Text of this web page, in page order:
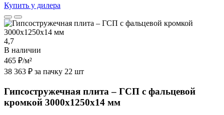
Купить у дилера
4,7
В наличии
465 ₽/м²
38 363 ₽ за пачку 22 шт
Гипсостружечная плита – ГСП с фальцевой
кромкой 3000х1250х14 мм